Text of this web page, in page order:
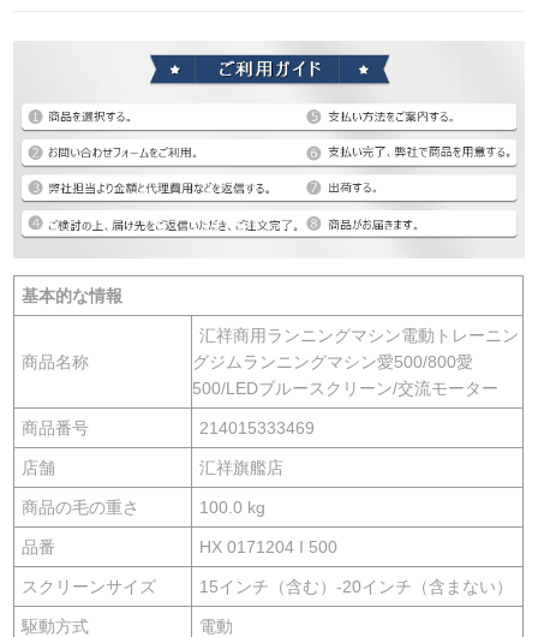
基本的な情報
商品名称
汇祥商用ランニングマシン電動トレーニン
グジムランニングマシン愛500/800愛
500/LEDブルースクリーン/交流モーター
商品番号 214015333469
店舗 汇祥旗艦店
商品の毛の重さ 100.0 kg
品番 HX 0171204 I 500
スクリーンサイズ 15インチ（含む）-20インチ（含まない）
駆動方式 電動